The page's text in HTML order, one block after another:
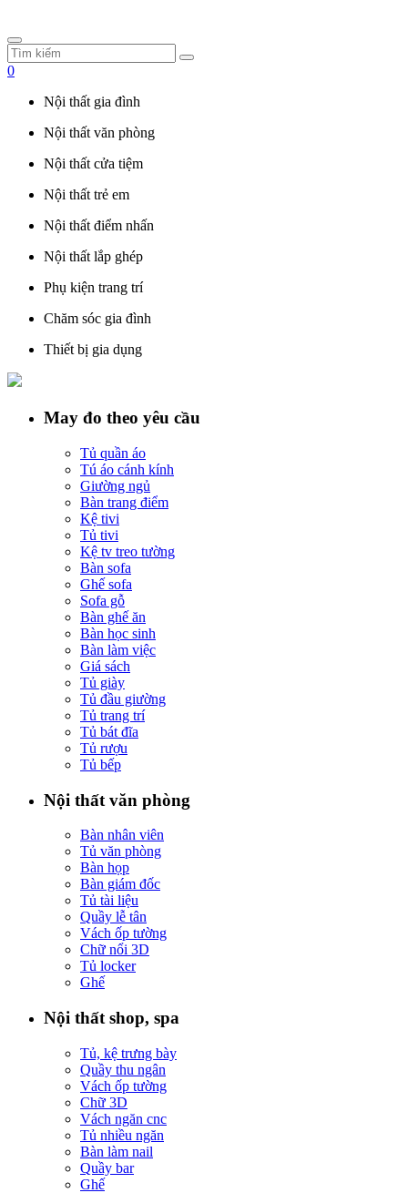
0
Nội thất gia đình
Nội thất văn phòng
Nội thất cửa tiệm
Nội thất trẻ em
Nội thất điểm nhấn
Nội thất lắp ghép
Phụ kiện trang trí
Chăm sóc gia đình
Thiết bị gia dụng
May đo theo yêu cầu
Tủ quần áo
Tú áo cánh kính
Giường ngủ
Bàn trang điểm
Kệ tivi
Tủ tivi
Kệ tv treo tường
Bàn sofa
Ghế sofa
Sofa gỗ
Bàn ghế ăn
Bàn học sinh
Bàn làm việc
Giá sách
Tủ giày
Tủ đầu giường
Tủ trang trí
Tủ bát đĩa
Tủ rượu
Tủ bếp
Nội thất văn phòng
Bàn nhân viên
Tủ văn phòng
Bàn họp
Bàn giám đốc
Tủ tài liệu
Quầy lễ tân
Vách ốp tường
Chữ nổi 3D
Tủ locker
Ghế
Nội thất shop, spa
Tủ, kệ trưng bày
Quầy thu ngân
Vách ốp tường
Chữ 3D
Vách ngăn cnc
Tủ nhiều ngăn
Bàn làm nail
Quầy bar
Ghế